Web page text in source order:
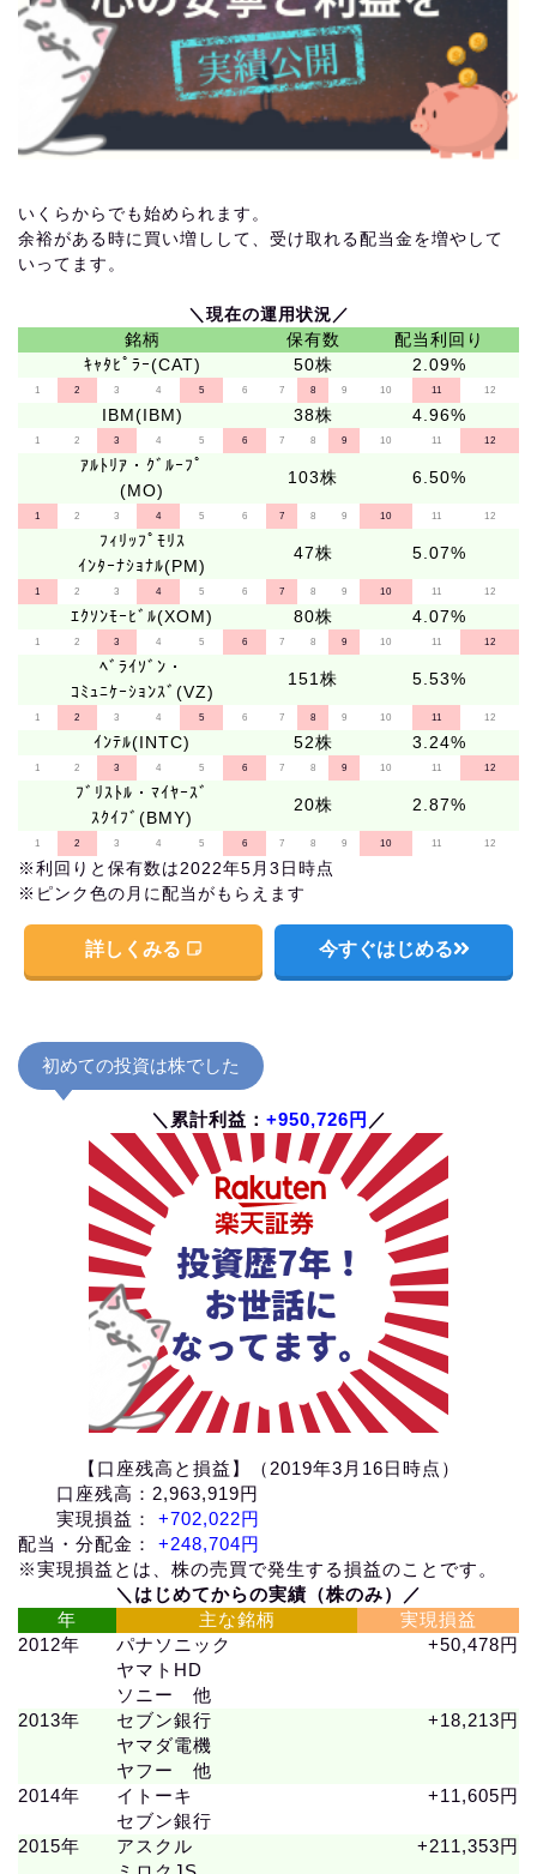
いくらからでも始められます。
余裕がある時に買い増しして、受け取れる配当金を増やして
いってます。
＼現在の運用状況／
銘柄
保有数
配当利回り
ｷｬﾀﾋﾟﾗｰ(CAT)
50株 2.09%
1 2 3 4 5 6 7 8 9 10 11 12
IBM(IBM) 38株 4.96%
1 2 3 4 5 6 7 8 9 10 11 12
ｱﾙﾄﾘｱ・ｸﾞﾙｰﾌﾟ
(MO)
103株 6.50%
1 2 3 4 5 6 7 8 9 10 11 12
ﾌｨﾘｯﾌﾟﾓﾘｽ
ｲﾝﾀｰﾅｼｮﾅﾙ(PM)
47株 5.07%
1 2 3 4 5 6 7 8 9 10 11 12
ｴｸｿﾝﾓｰﾋﾞﾙ(XOM) 80株 4.07%
1 2 3 4 5 6 7 8 9 10 11 12
ﾍﾞﾗｲｿﾞﾝ・
ｺﾐｭﾆｹｰｼｮﾝｽﾞ(VZ)
151株 5.53%
1 2 3 4 5 6 7 8 9 10 11 12
ｲﾝﾃﾙ(INTC) 52株 3.24%
1 2 3 4 5 6 7 8 9 10 11 12
ﾌﾞﾘｽﾄﾙ・ﾏｲﾔｰｽﾞ
ｽｸｲﾌﾞ(BMY)
20株 2.87%
1 2 3 4 5 6 7 8 9 10 11 12
※利回りと保有数は2022年5月3日時点
※ピンク色の月に配当がもらえます
詳しくみる 今すぐはじめる
初めての投資は株でした
＼累計利益： +950,726円 ／
【口座残高と損益】（2019年3月16日時点）
口座残高：2,963,919円
実現損益：
+702,022円
配当・分配金：
+248,704円
※実現損益とは、株の売買で発生する損益のことです。
＼はじめてからの実績（株のみ）／
年
主な銘柄
実現損益
2012年
パナソニック
ヤマトHD
ソニー 他
+50,478円
2013年
セブン銀行
ヤマダ電機
ヤフー 他
+18,213円
2014年
イトーキ
セブン銀行
+11,605円
2015年
アスクル
+211,353円